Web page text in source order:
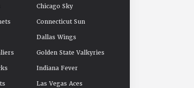
Chicago Sky
Connecticut Sun
Dallas Wings
Golden State Valkyries
Indiana Fever
Las Vegas Aces